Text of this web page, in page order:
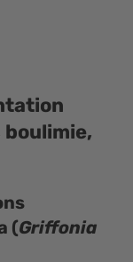
(Griffonia